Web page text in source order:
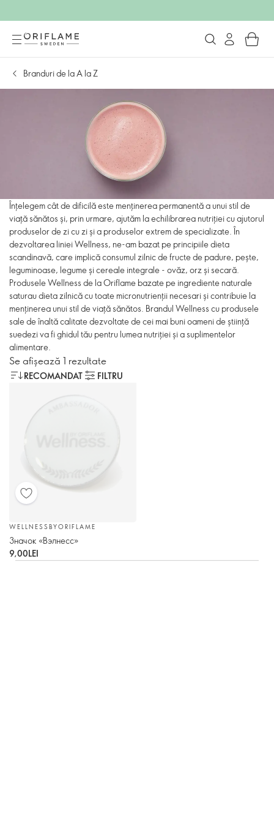
Branduri de la A la Z
Înțelegem cât de dificilă este menținerea permanentă a unui stil de
viață sănătos și, prin urmare, ajutăm la echilibrarea nutriției cu ajutorul
produselor de zi cu zi și a produselor extrem de specializate. În
dezvoltarea liniei Wellness, ne-am bazat pe principiile dieta
scandinavă, care implică consumul zilnic de fructe de padure, pește,
leguminoase, legume și cereale integrale - ovăz, orz și secară.
Produsele Wellness de la Oriflame bazate pe ingrediente naturale
saturau dieta zilnică cu toate micronutrienții necesari și contribuie la
menținerea unui stil de viață sănătos. Brandul Wellness cu produsele
sale de înaltă calitate dezvoltate de cei mai buni oameni de știință
suedezi va fi ghidul tău pentru lumea nutriției și a suplimentelor
alimentare.
Se afișează 1 rezultate
RECOMANDAT FILTRU
WELLNESSBYORIFLAME
Значок «Вэлнесс»
9,00LEI